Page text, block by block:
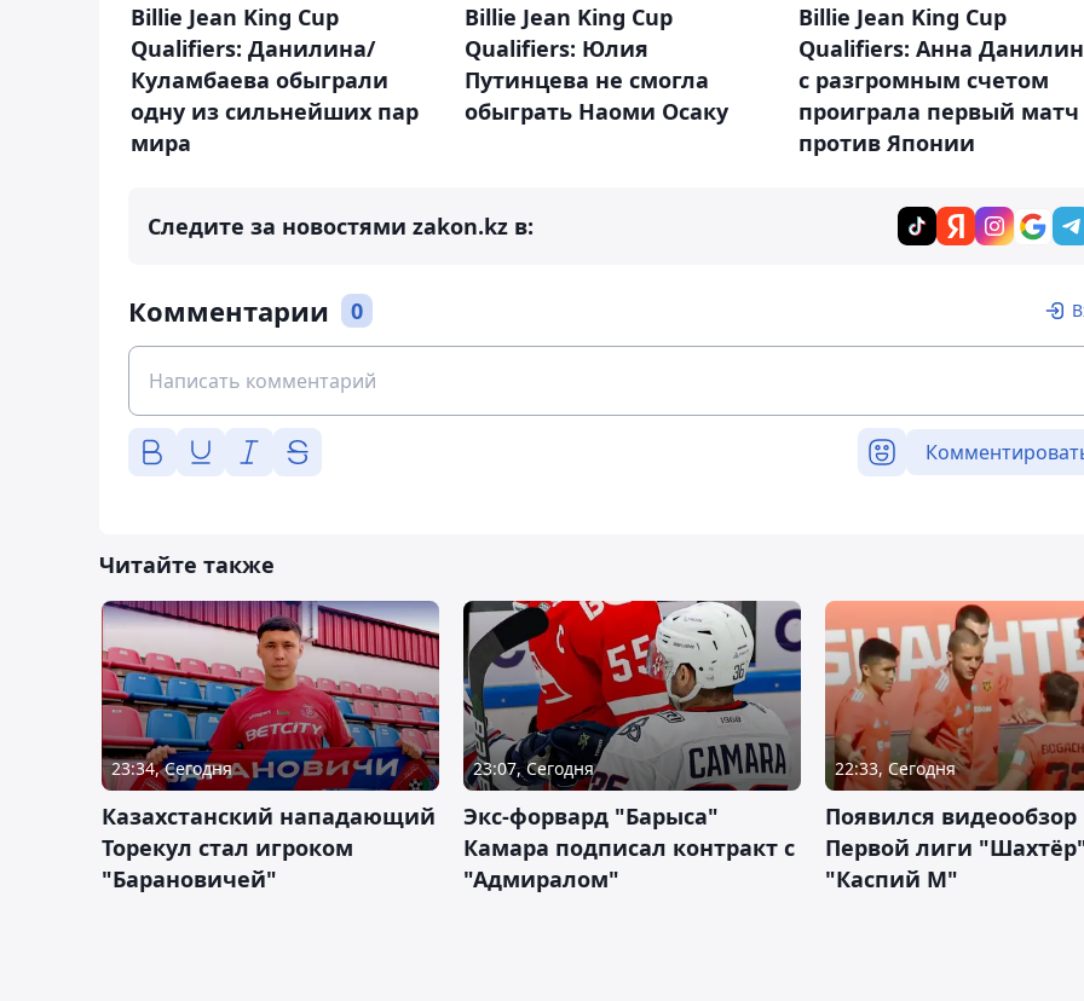
Billie Jean King Cup
Qualifiers: Данилина/
Куламбаева обыграли
одну из сильнейших пар
мира
Billie Jean King Cup
Qualifiers: Юлия
Путинцева не смогла
обыграть Наоми Осаку
Billie Jean King Cup
Qualifiers: Анна
с разгромным счетом
проиграла первый матч
против Японии
Следите за новостями zakon.kz в:
Комментарии 0
Читайте также
23:34, Сегодня
Казахстанский нападающий
Торекул стал игроком
"Барановичей"
23:07, Сегодня
Экс-форвард "Барыса"
Камара подписал контракт с
"Адмиралом"
22:33, Сегодня
Появился
Первой лиги
"Каспий М"